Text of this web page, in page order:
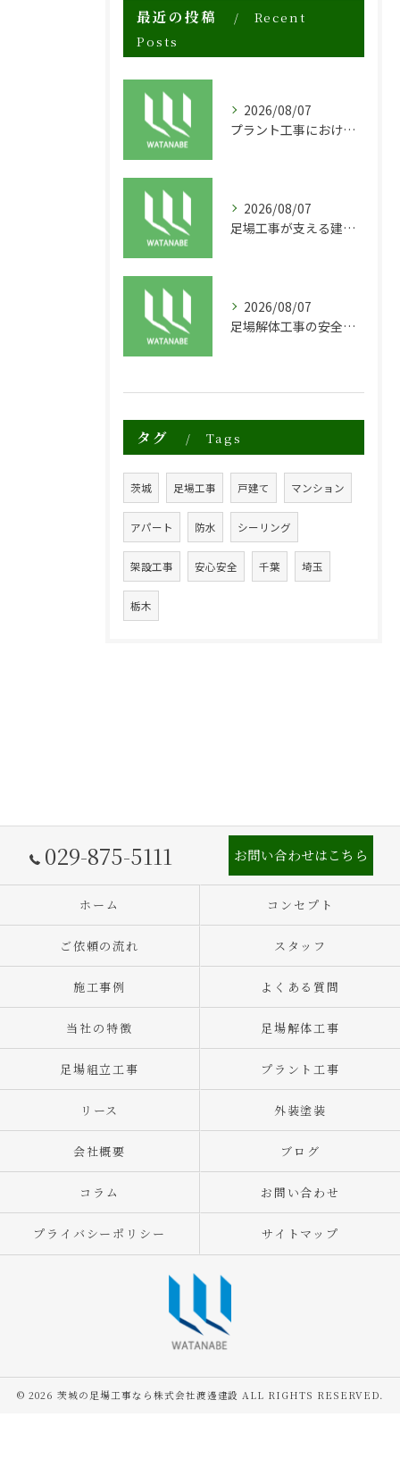
最近の投稿
Recent
Posts
2026/08/07
プラント工事における足場工事の安全対策と施工の重要性
2026/08/07
足場工事が支える建物の長寿命化と外装塗装の重要性
2026/08/07
足場解体工事の安全性と効率化のポイント
タグ Tags
茨城 足場工事 戸建て マンション
アパート 防水 シーリング
架設工事 安心安全 千葉 埼玉
栃木
029-875-5111 お問い合わせはこちら
ホーム コンセプト
ご依頼の流れ スタッフ
施工事例 よくある質問
当社の特徴 足場解体工事
足場組立工事 プラント工事
リース 外装塗装
会社概要 ブログ
コラム お問い合わせ
プライバシーポリシー サイトマップ
© 2026 茨城の足場工事なら株式会社渡邊建設 ALL RIGHTS RESERVED.